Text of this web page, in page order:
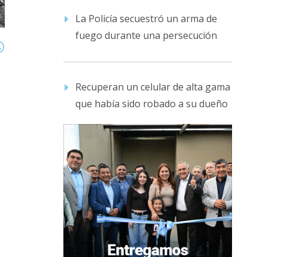
La Policía secuestró un arma de
fuego durante una persecución
Recuperan un celular de alta gama
que había sido robado a su dueño